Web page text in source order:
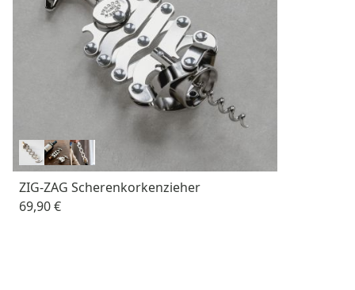
ZIG-ZAG Scherenkorkenzieher
69,90 €